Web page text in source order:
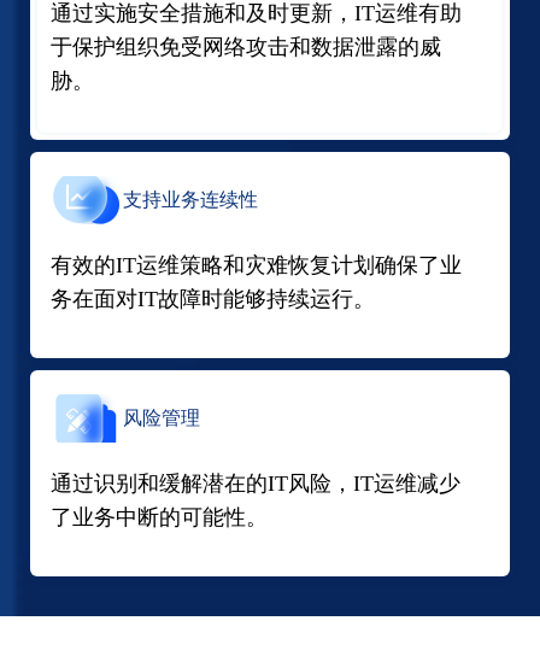
通过实施安全措施和及时更新，IT运维有助
于保护组织免受网络攻击和数据泄露的威
胁。
支持业务连续性
有效的IT运维策略和灾难恢复计划确保了业
务在面对IT故障时能够持续运行。
风险管理
通过识别和缓解潜在的IT风险，IT运维减少
了业务中断的可能性。